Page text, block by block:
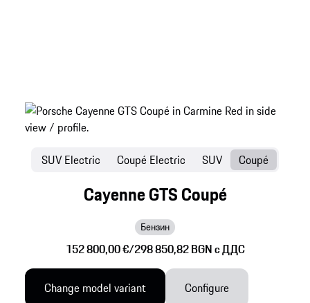
Cayenne GTS Coupé
Бензин
152 800,00 €/298 850,82 BGN c ДДС
SUV Electric Coupé Electric SUV Coupé
Change model variant Configure